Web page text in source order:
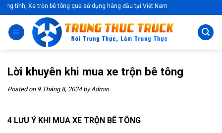
Skip
to
content
Xe trộn bê tông qua sử dụng hàng đầu tại Việt Nam
Lời khuyên khi mua xe trộn bê tông
Posted on 9 Tháng 8, 2024byAdmin
4 LƯU Ý KHI MUA XE TRỘN BÊ TÔNG